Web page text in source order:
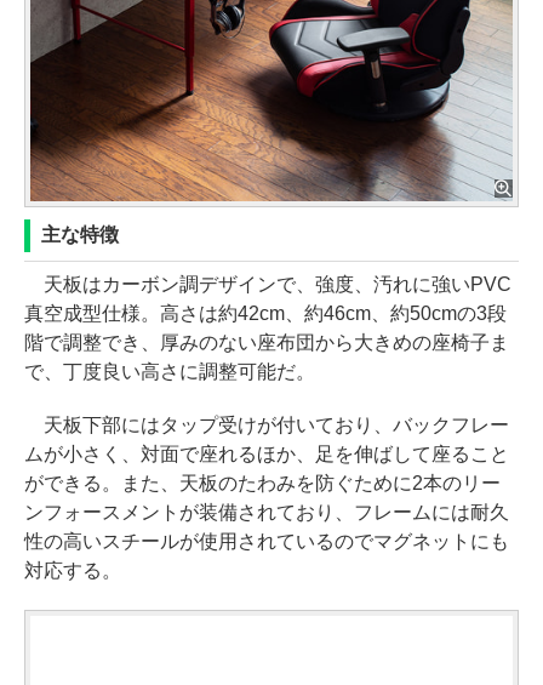
主な特徴
天板はカーボン調デザインで、強度、汚れに強いPVC
真空成型仕様。高さは約42cm、約46cm、約50cmの3段
階で調整でき、厚みのない座布団から大きめの座椅子ま
で、丁度良い高さに調整可能だ。
天板下部にはタップ受けが付いており、バックフレー
ムが小さく、対面で座れるほか、足を伸ばして座ること
ができる。また、天板のたわみを防ぐために2本のリー
ンフォースメントが装備されており、フレームには耐久
性の高いスチールが使用されているのでマグネットにも
対応する。